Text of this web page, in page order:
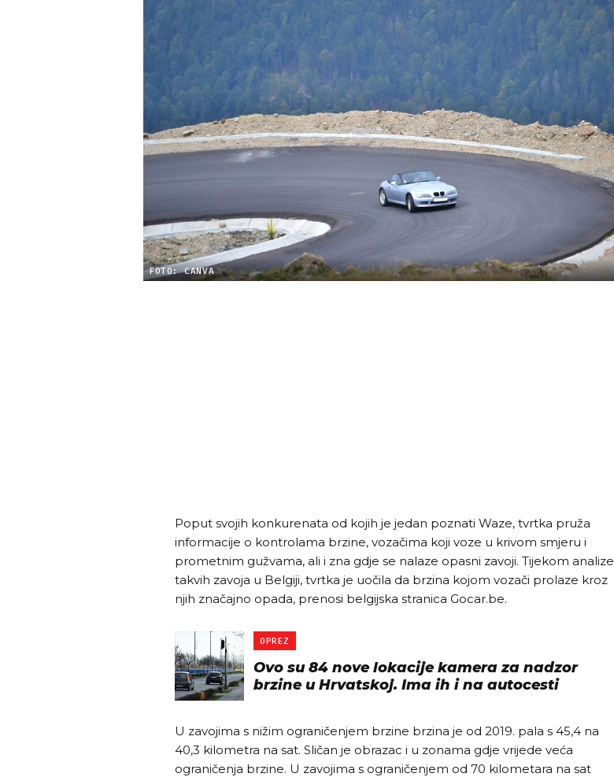
FOTO: CANVA
Poput svojih konkurenata od kojih je jedan poznati Waze, tvrtka pruža
informacije o kontrolama brzine, vozačima koji voze u krivom smjeru i
prometnim gužvama, ali i zna gdje se nalaze opasni zavoji. Tijekom analize
takvih zavoja u Belgiji, tvrtka je uočila da brzina kojom vozači prolaze kroz
njih značajno opada, prenosi belgijska stranica Gocar.be.
OPREZ
Ovo su 84 nove lokacije kamera za nadzor
brzine u Hrvatskoj. Ima ih i na autocesti
U zavojima s nižim ograničenjem brzine brzina je od 2019. pala s 45,4 na
40,3 kilometra na sat. Sličan je obrazac i u zonama gdje vrijede veća
ograničenja brzine. U zavojima s ograničenjem od 70 kilometara na sat